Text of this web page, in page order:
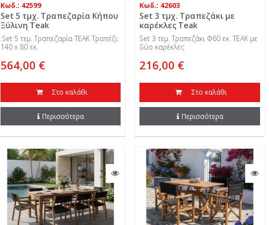
Κωδ.: 42599
Set 5 τμχ. Τραπεζαρία Κήπου
Ξύλινη Teak
.Set 5 τεμ. Τραπεζαρία TEAK Τραπέζι:
140 x 80 εκ.
564,00 €
Στο καλάθι
Περισσότερα
Κωδ.: 42603
Set 3 τμχ. Τραπεζάκι με
καρέκλες Teak
Set 3 τεμ. Τραπεζάκι Φ60 εκ. TEAK με
δύο καρέκλες
216,00 €
Στο καλάθι
Περισσότερα